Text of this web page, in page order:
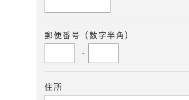
郵便番号（数字半角）
-
住所